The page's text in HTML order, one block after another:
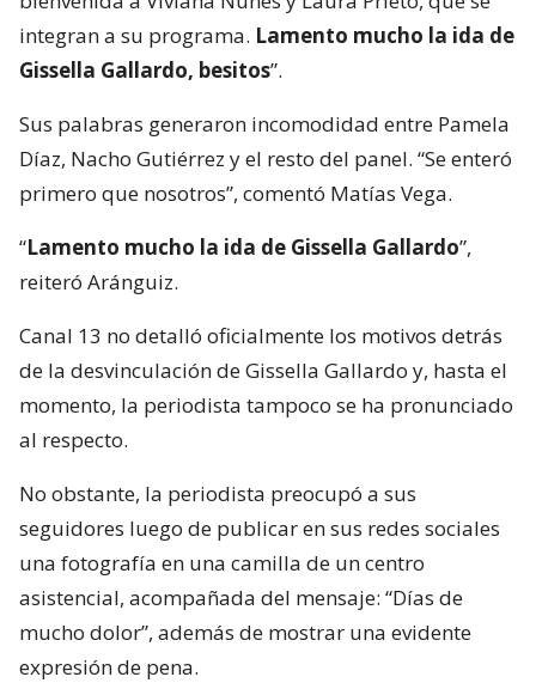
integran a su programa. Lamento mucho la ida de
Gissella Gallardo, besitos”.
Sus palabras generaron incomodidad entre Pamela
Díaz, Nacho Gutiérrez y el resto del panel. “Se enteró
primero que nosotros”, comentó Matías Vega.
“Lamento mucho la ida de Gissella Gallardo”,
reiteró Aránguiz.
Canal 13 no detalló oficialmente los motivos detrás
de la desvinculación de Gissella Gallardo y, hasta el
momento, la periodista tampoco se ha pronunciado
al respecto.
No obstante, la periodista preocupó a sus
seguidores luego de publicar en sus redes sociales
una fotografía en una camilla de un centro
asistencial, acompañada del mensaje: “Días de
mucho dolor”, además de mostrar una evidente
expresión de pena.